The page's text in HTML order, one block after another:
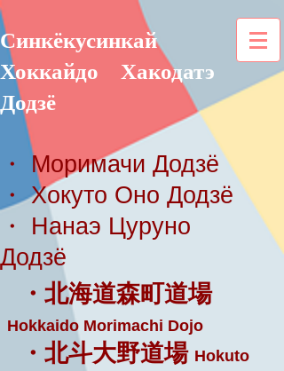
Синкёкусинкай
Хоккайдо
Хакодатэ
Додзё
・ Моримачи Додзё
・ Хокуто Оно Додзё
・ Нанаэ Цуруно
Додзё
・北海道森町道場
Hokkaido Morimachi Dojo
・北斗大野道場 Hokuto